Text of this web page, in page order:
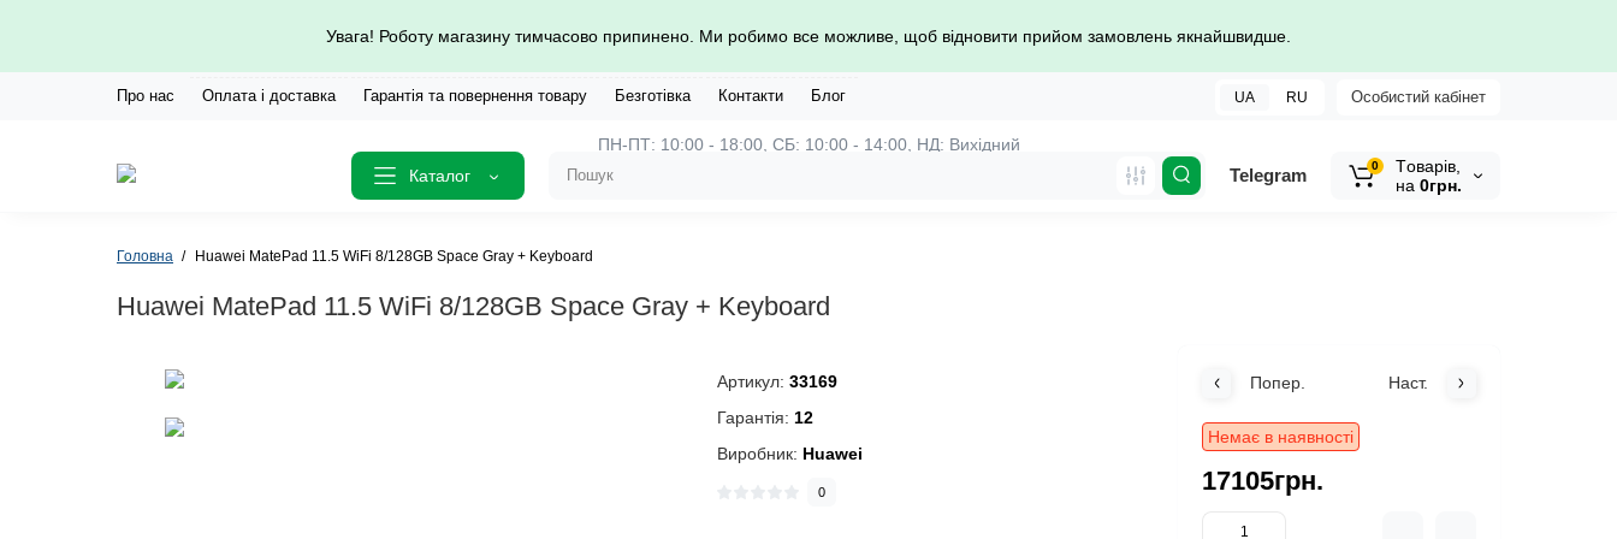
Увага! Роботу магазину тимчасово припинено. Ми робимо все можливе, щоб відновити прийом замовлень якнайшвидше.
Про нас Оплата і доставка Гарантія та повернення товару Безготівка Контакти Блог Особистий кабінет
UA RU
Каталог
ПН-ПТ: 10:00 - 18:00, СБ: 10:00 - 14:00, НД: Вихідний
Telegram 0
Tоварів,
на 0грн.
Головна Huawei MatePad 11.5 WiFi 8/128GB Space Gray + Keyboard
Huawei MatePad 11.5 WiFi 8/128GB Space Gray + Keyboard
Артикул: 33169
Гарантія: 12
Виробник: Huawei
0
Попер. Наст.
Немає в наявності
17105грн.